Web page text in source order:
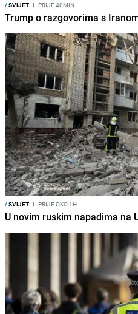
/SVIJET I PRIJE 40MIN
Trump o razgovorima s
/SVIJET I PRIJE OKO 1H
U novim ruskim napadima na